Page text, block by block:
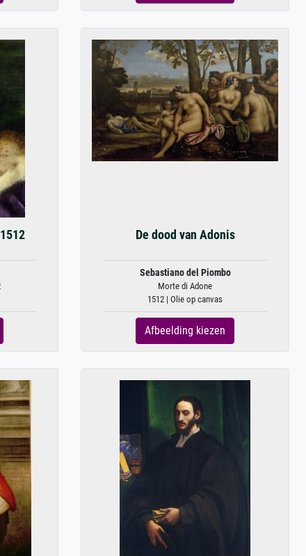
De dood van Adonis
Sebastiano del Piombo
Morte di Adone
1512 | Olie op canvas
Afbeelding kiezen